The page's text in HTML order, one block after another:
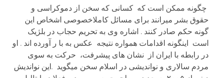
چگونه ممکن است که کسانی که سخن از دموکراسی و
حقوق بشر میرانند برای مسائل کاملاخصوصی اشخاص این
گونه حکم صادر کنند . اشاره وی به تحریم حجاب در بلژیک
است اینگونه اقدامات همواره نتیجه عکس به با ر آورده اند . او
در رابطه با ایران از نشان های پیشرفت، حرکت به سوی
مردم سالاری و نواندیشی در اسلام سخن میگوید .این نواندیش